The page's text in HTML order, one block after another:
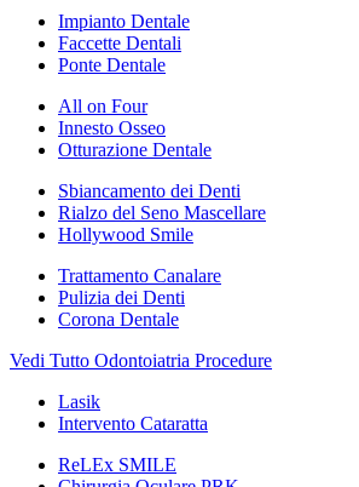
Impianto Dentale
Faccette Dentali
Ponte Dentale
All on Four
Innesto Osseo
Otturazione Dentale
Sbiancamento dei Denti
Rialzo del Seno Mascellare
Hollywood Smile
Trattamento Canalare
Pulizia dei Denti
Corona Dentale
Vedi Tutto Odontoiatria Procedure
Lasik
Intervento Cataratta
ReLEx SMILE